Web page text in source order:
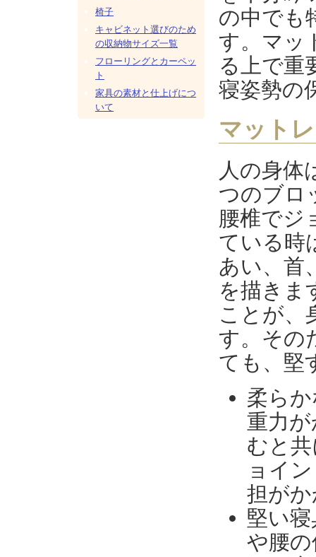
椅子
キャビネット選びのため
の収納物サイズ一覧
フローリングとカーペッ
ト
家具の素材と仕上げにつ
いて
の中でも
す。マッ
る上で重
寝姿勢の
マット
人の身体
つのブロ
腰椎でジ
ている時
あい、首
を描きま
ことが、
す。その
ても、堅
柔ら
重力
むと
ョイ
担が
堅い
や腰